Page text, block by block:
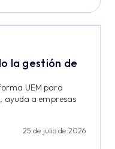
la gestión de
UEM para
ayuda a empresas
25 de julio de 2026